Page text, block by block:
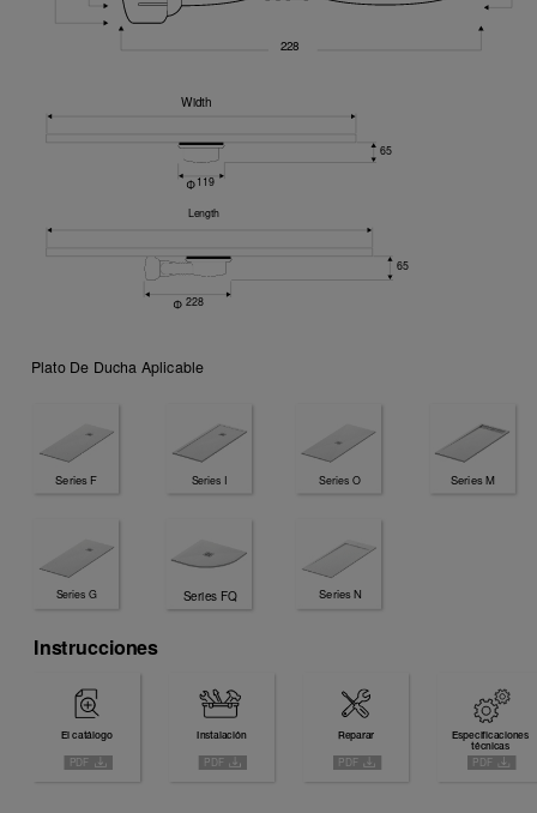
Plato De Ducha Aplicable
Series F
Series G
Series I
Series FQ
Series M
Series O
Series N
Instrucciones
El catálogo Instalación Reparar
Especificaciones
técnicas